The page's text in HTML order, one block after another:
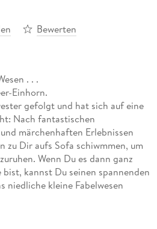
Bewerten
. . .
Einhorn.
gefolgt und hat sich auf eine
Nach fantastischen
märchenhaften Erlebnissen
zu Dir aufs Sofa schiwmmen, um
Wenn Du es dann ganz
kannst Du seinen spannenden
niedliche kleine Fabelwesen